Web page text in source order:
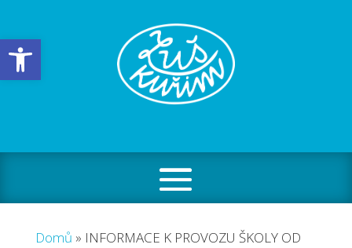
Open toolbar
Domů » INFORMACE K PROVOZU ŠKOLY OD